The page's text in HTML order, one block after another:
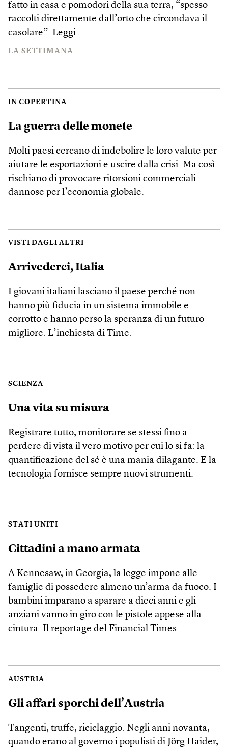
fatto in casa e pomodori della sua terra, “spesso
raccolti direttamente dall’orto che circondava il
casolare”. Leggi
LA SETTIMANA
IN COPERTINA
La guerra delle monete
Molti paesi cercano di indebolire le loro valute per
aiutare le esportazioni e uscire dalla crisi. Ma così
rischiano di provocare ritorsioni commerciali
dannose per l’economia globale.
VISTI DAGLI ALTRI
Arrivederci, Italia
I giovani italiani lasciano il paese perché non
hanno più fiducia in un sistema immobile e
corrotto e hanno perso la speranza di un futuro
migliore. L’inchiesta di Time.
SCIENZA
Una vita su misura
Registrare tutto, monitorare se stessi fino a
perdere di vista il vero motivo per cui lo si fa: la
quantificazione del sé è una mania dilagante. E la
tecnologia fornisce sempre nuovi strumenti.
STATI UNITI
Cittadini a mano armata
A Kennesaw, in Georgia, la legge impone alle
famiglie di possedere almeno un’arma da fuoco. I
bambini imparano a sparare a dieci anni e gli
anziani vanno in giro con le pistole appese alla
cintura. Il reportage del Financial Times.
AUSTRIA
Gli affari sporchi dell’Austria
Tangenti, truffe, riciclaggio. Negli anni novanta,
quando erano al governo i populisti di Jörg Haider,